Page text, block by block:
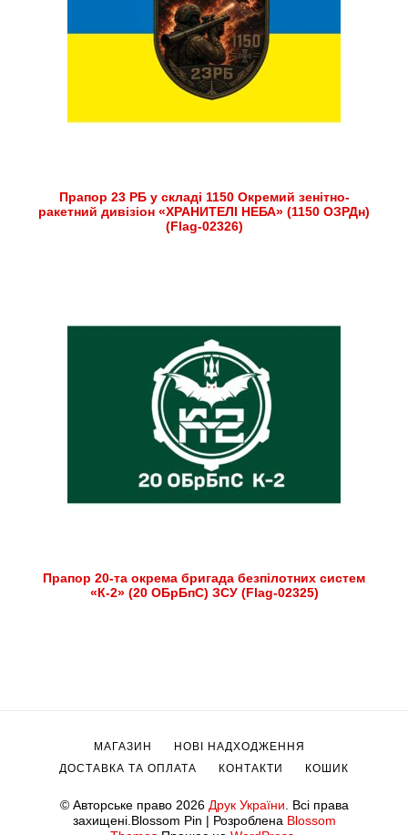
Прапор 23 РБ у складі 1150 Окремий зенітно-
ракетний дивізіон «ХРАНИТЕЛІ НЕБА» (1150 ОЗРДн)
(Flag-02326)
Прапор 20-та окрема бригада безпілотних систем
«К-2» (20 ОБрБпС) ЗСУ (Flag-02325)
© Авторське право 2026 Друк України. Всі права
захищені.Blossom Pin | Розроблена Blossom
МАГАЗИН
НОВІ НАДХОДЖЕННЯ
ДОСТАВКА ТА ОПЛАТА
КОНТАКТИ КОШИК